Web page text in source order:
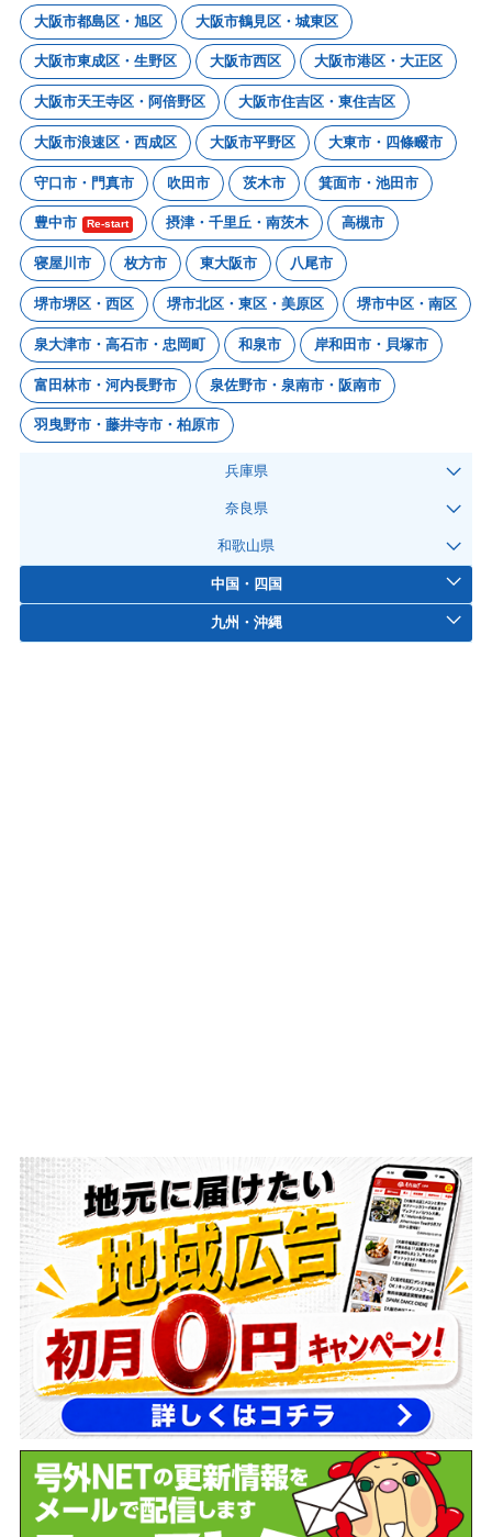
大阪市都島区・旭区 大阪市鶴見区・城東区
大阪市東成区・生野区 大阪市西区 大阪市港区・大正区
大阪市天王寺区・阿倍野区 大阪市住吉区・東住吉区
大阪市浪速区・西成区 大阪市平野区 大東市・四條畷市
守口市・門真市 吹田市 茨木市 箕面市・池田市
豊中市 Re-start 摂津・千里丘・南茨木 高槻市
寝屋川市 枚方市 東大阪市 八尾市
堺市堺区・西区 堺市北区・東区・美原区 堺市中区・南区
泉大津市・高石市・忠岡町 和泉市 岸和田市・貝塚市
富田林市・河内長野市 泉佐野市・泉南市・阪南市
羽曳野市・藤井寺市・柏原市
兵庫県
奈良県
和歌山県
中国・四国
九州・沖縄